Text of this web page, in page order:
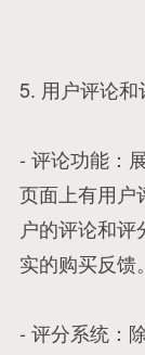
5. 用户评论和
- 评论功能：
页面上有用户
户的评论和
实的购买反馈。
- 评分系统：